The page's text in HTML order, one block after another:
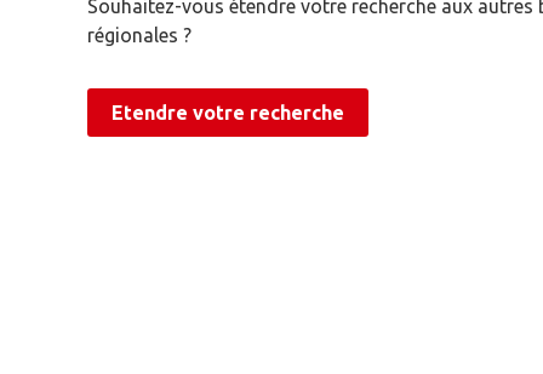
Souhaitez-vous étendre votre recherche aux autres
régionales ?
Etendre votre recherche